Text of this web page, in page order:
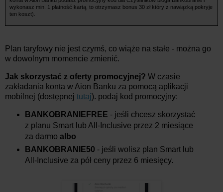
wykonasz min. 1 płatność kartą, to otrzymasz bonus 30 zł który z nawiązką pokryje
ten koszt).
Plan taryfowy nie jest czymś, co wiąże na stałe - można go
w dowolnym momencie zmienić.
Jak skorzystać z oferty promocyjnej? W czasie
zakładania konta w Aion Banku za pomocą aplikacji
mobilnej (dostępnej tutaj). podaj kod promocyjny:
BANKOBRANIEFREE - jeśli chcesz skorzystać
z planu Smart lub All-Inclusive przez 2 miesiące
za darmo albo
BANKOBRANIE50 - jeśli wolisz plan Smart lub
All-Inclusive za pół ceny przez 6 miesięcy.